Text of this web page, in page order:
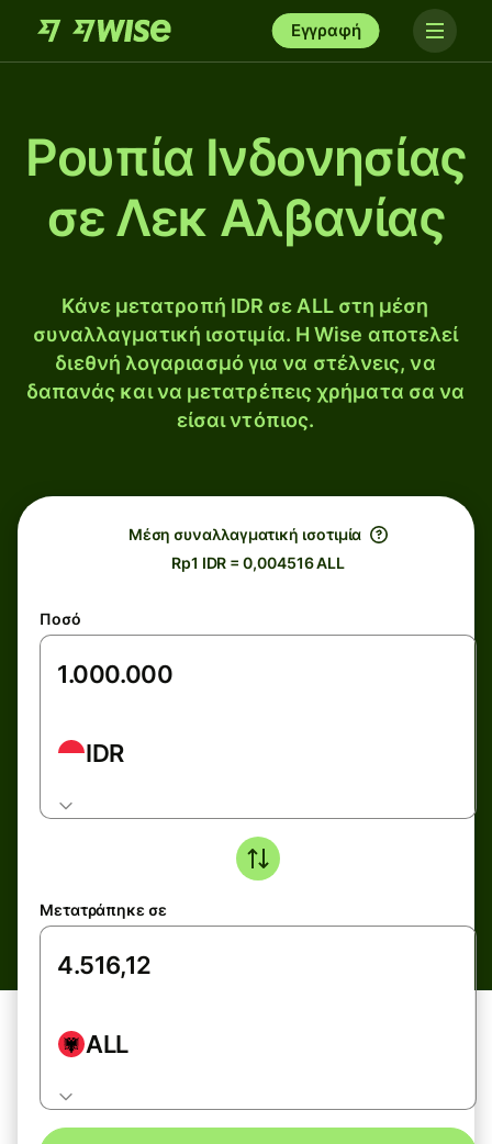
Εγγραφή
Ρουπία Ινδονησίας
σε Λεκ Αλβανίας
Κάνε μετατροπή IDR σε ALL στη μέση
συναλλαγματική ισοτιμία. Η Wise αποτελεί
διεθνή λογαριασμό για να στέλνεις, να
δαπανάς και να μετατρέπεις χρήματα σα να
είσαι ντόπιος.
Μέση συναλλαγματική ισοτιμία
Rp1 IDR = 0,004516 ALL
Ποσό
IDR
Μετατράπηκε σε
ALL